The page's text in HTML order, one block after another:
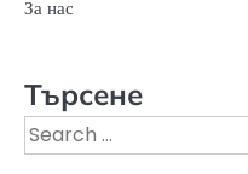
За нас
Търсене
Search
for: